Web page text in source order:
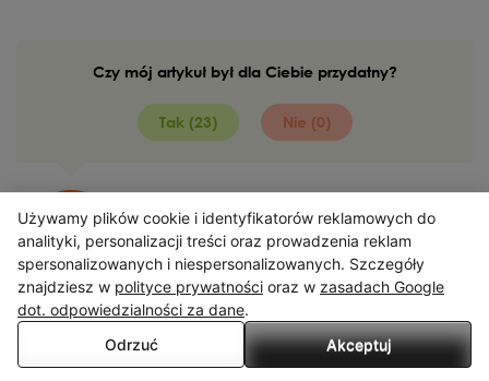
Czy mój artykuł był dla Ciebie przydatny?
Tak (23) Nie (0)
Marysia Wajda
poznaj naszego autora
Serwis wykorzystuje pliki cookies. Korzystając ze strony
wyrażasz zgodę na wykorzystywanie plików cookies, w zakresie
odpowiadającym konfiguracji Twojej przeglądarki.
Przeczytaj więcej
Używamy plików cookie i identyfikatorów reklamowych do
analityki, personalizacji treści oraz prowadzenia reklam
spersonalizowanych i niespersonalizowanych. Szczegóły
znajdziesz w polityce prywatności oraz w zasadach Google
dot. odpowiedzialności za dane.
Odrzuć
Akceptuj